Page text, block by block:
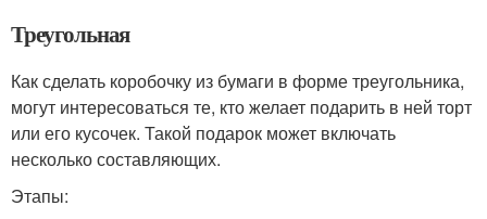
Треугольная
Как сделать коробочку из бумаги в форме треугольника,
могут интересоваться те, кто желает подарить в ней торт
или его кусочек. Такой подарок может включать
несколько составляющих.
Этапы: